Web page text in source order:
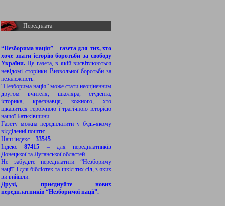
Передплата
“Незборима нація” – газета для тих, хто
хоче знати історію боротьби за свободу
України.Це газета, в якій висвітлюються
невідомі сторінки Визвольної боротьби за
незалежність.
“Незборима нація” може стати неоціненним
другом вчителя, школяра, студента,
історика, краєзнавця, кожного, хто
цікавиться героїчною і трагічною історією
нашої Батьківщини.
Газету можна передплатити у будь-якому
відділенні пошти:
Наш індекс – 33545
Індекс87415 – для передплатників
Донецької та Луганської областей.
Не забудьте передплатити “Незбориму
нації” і для бібліотек та шкіл тих сіл, з яких
ви вийшли.
Друзі, приєднуйте нових
передплатників “Незборимої нації”.